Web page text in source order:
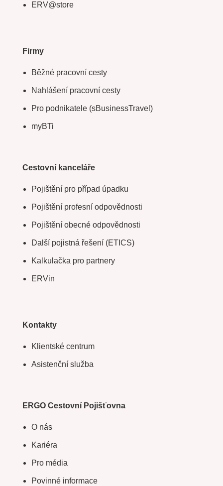
ERV@store
Firmy
Běžné pracovní cesty
Nahlášení pracovní cesty
Pro podnikatele (sBusinessTravel)
myBTi
Cestovní kanceláře
Pojištění pro případ úpadku
Pojištění profesní odpovědnosti
Pojištění obecné odpovědnosti
Další pojistná řešení (ETICS)
Kalkulačka pro partnery
ERVin
Kontakty
Klientské centrum
Asistenční služba
ERGO Cestovní Pojišťovna
O nás
Kariéra
Pro média
Povinné informace